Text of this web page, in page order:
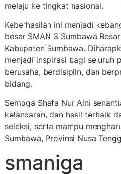
melaju ke tingkat nasional.
Keberhasilan ini menjadi
besar SMAN 3 Sumbawa
Kabupaten Sumbawa.
menjadi inspirasi bagi seluruh
berusaha, berdisiplin, dan
bidang.
Semoga Shafa Nur Aini
kelancaran, dan hasil terbaik
seleksi, serta mampu
Sumbawa, Provinsi Nusa
smaniga